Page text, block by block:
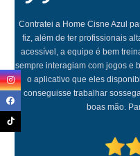
Contratei a Home Cisne Azul
fiz, além de ter profissionais
acessível, a equipe é bem
sempre interagiam com jogos e
o aplicativo que eles
conseguisse trabalhar
boas mão.